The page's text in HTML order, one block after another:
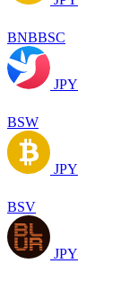
BNBBSC
JPY
BSW
JPY
BSV
JPY